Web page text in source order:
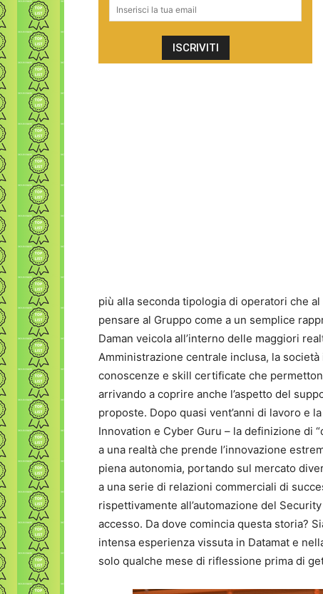
più alla seconda tipologia di operatori che
pensare al Gruppo come a un semplice
Daman veicola all’interno delle maggiori
Amministrazione centrale inclusa, la
conoscenze e skill certificate che
arrivando a coprire anche l’aspetto del
proposte. Dopo quasi vent’anni di lavoro e
Innovation e Cyber Guru – la definizione di
a una realtà che prende l’innovazione
piena autonomia, portando sul mercato
a una serie di relazioni commerciali di
rispettivamente all’automazione del
accesso. Da dove comincia questa storia?
intensa esperienza vissuta in Datamat e
solo qualche mese di riflessione prima di